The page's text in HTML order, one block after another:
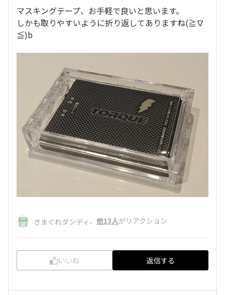
マスキングテープ、お手軽で良いと思います。
しかも取りやすいように折り返してありますね(≧∇
≦)b
きまぐれダンディ 、 他13人がリアクション
いいね 返信する